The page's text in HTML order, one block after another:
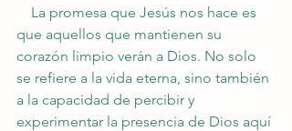
que aquellos que mantienen su
corazón limpio verán a Dios. No solo
se refiere a la vida eterna, sino también
a la capacidad de percibir y
experimentar la presencia de Dios aquí